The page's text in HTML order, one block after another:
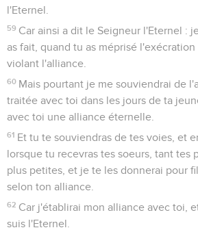
l'Eternel.
59 Car ainsi a dit le Seigneur l'Eternel :
as fait, quand tu as méprisé
violant l'alliance.
60 Mais pourtant je me souviendrai de
traitée avec toi dans les jours de ta
avec toi une alliance éternelle.
61 Et tu te souviendras de tes voies, et
lorsque tu recevras tes soeurs, tant tes
plus petites, et je te les donnerai pour
selon ton alliance.
62 Car j'établirai mon alliance avec toi,
suis l'Eternel.